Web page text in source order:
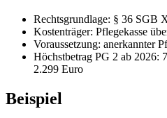
Rechtsgrundlage: § 36 SGB
Kostenträger: Pflegekasse
Voraussetzung: anerkannter
Höchstbetrag PG 2 ab 2026:
2.299 Euro
Beispiel